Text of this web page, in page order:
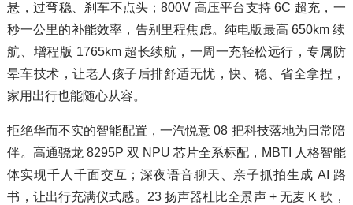
悬，过弯稳、刹车不点头；800V 高压平台支持 6C 超充，一
秒一公里的补能效率，告别里程焦虑。纯电版最高 650km 续
航、增程版 1765km 超长续航，一周一充轻松远行，专属防
晕车技术，让老人孩子后排舒适无忧，快、稳、省全拿捏，
家用出行也能随心从容。
拒绝华而不实的智能配置，一汽悦意 08 把科技落地为日常陪
伴。高通骁龙 8295P 双 NPU 芯片全系标配，MBTI 人格智能
体实现千人千面交互；深夜语音聊天、亲子抓拍生成 AI 路
书，让出行充满仪式感。23 扬声器杜比全景声 + 无麦 K 歌，